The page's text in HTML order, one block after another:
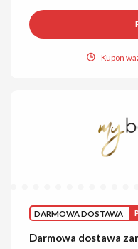
Kupon
DARMOWA DOSTAWA
Darmowa dostawa